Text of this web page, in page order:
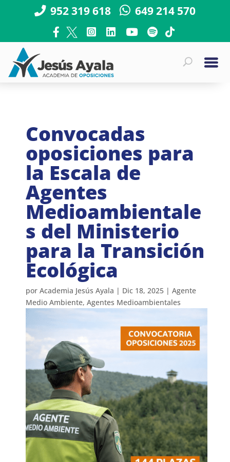
952 319 618 649 214 570
Convocadas
oposiciones para
la Escala de
Agentes
Medioambientale
s del Ministerio
para la Transición
Ecológica
porAcademia Jesús Ayala | Dic 18, 2025 |Agente
Medio Ambiente,Agentes Medioambientales